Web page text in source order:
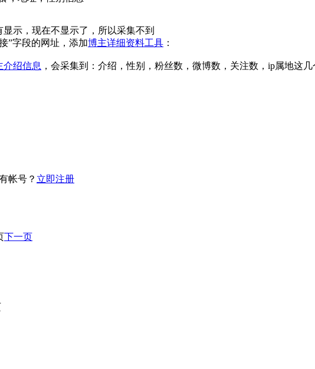
示，现在不显示了，所以采集不到
”字段的网址，添加博主详细资料工具 ：
介绍信息 ，会采集到：介绍，性别，粉丝数，微博数，关注数，ip属地这
帐号？ 立即注册
下一页